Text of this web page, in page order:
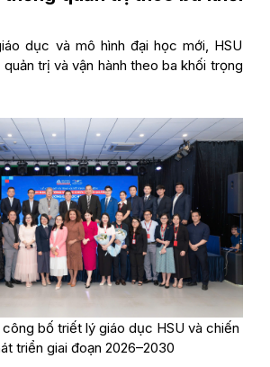
dục và mô hình đại học mới, HSU
trị và vận hành theo ba khối trọng
bố triết lý giáo dục HSU và chiến
triển giai đoạn 2026–2030